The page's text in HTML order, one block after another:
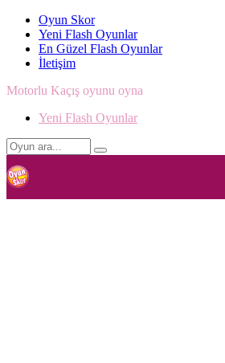
Oyun Skor
Yeni Flash Oyunlar
En Güzel Flash Oyunlar
İletişim
Motorlu Kaçış oyunu oyna
Yeni Flash Oyunlar